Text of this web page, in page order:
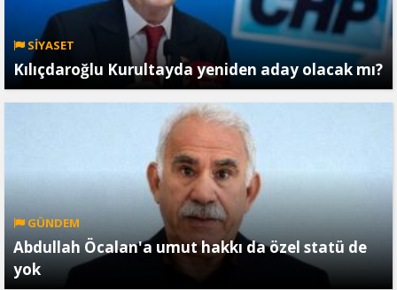
SİYASET
Kılıçdaroğlu Kurultayda yeniden aday olacak mı?
GÜNDEM
Abdullah Öcalan'a umut hakkı da özel statü de
yok